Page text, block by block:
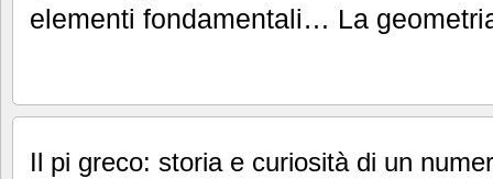
elementi fondamentali… La
Il pi greco: storia e curiosità di un